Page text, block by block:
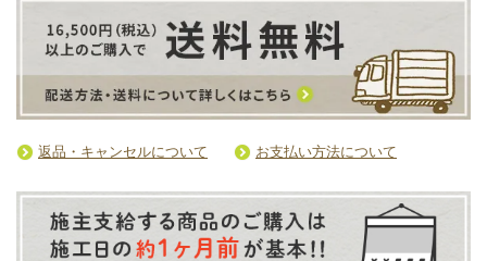
返品・キャンセルについて お支払い方法について